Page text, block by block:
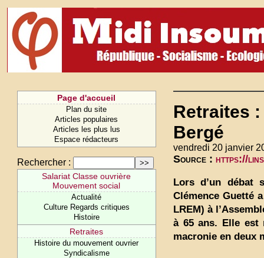
Page d'accueil
Plan du site
Articles populaires
Articles les plus lus
Espace rédacteurs
Rechercher :
Salariat Classe ouvrière
Mouvement social
Actualité
Culture Regards critiques
Histoire
Retraites
Histoire du mouvement ouvrier
Syndicalisme
Retraites
Bergé
vendredi 20 janvier
Source : https://
Lors d’un débat
Clémence Guetté
LREM) à
à 65 ans. Elle est
macronie en deux